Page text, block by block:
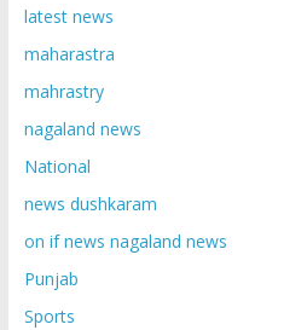
latest news
maharastra
mahrastry
nagaland news
National
news dushkaram
on if news nagaland news
Punjab
Sports